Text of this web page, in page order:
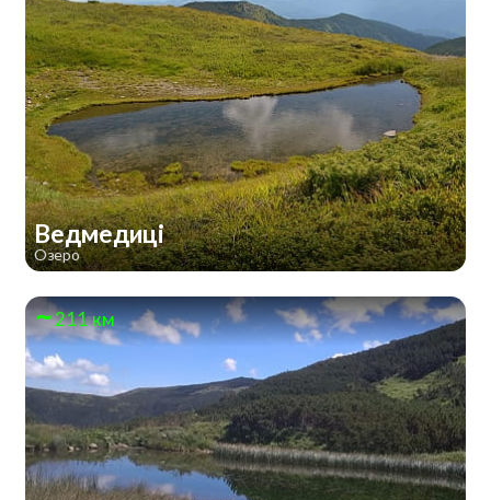
Ведмедиці
Озеро
211 км